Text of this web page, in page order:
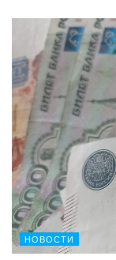
НОВОСТИ